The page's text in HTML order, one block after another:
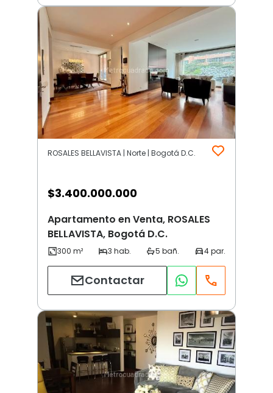
ROSALES BELLAVISTA | Norte | Bogotá D.C.
$3.400.000.000
Apartamento en Venta, ROSALES
BELLAVISTA, Bogotá D.C.
Contactar